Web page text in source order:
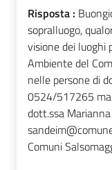
Risposta :
sopralluogo,
visione dei
Ambiente del
nelle persone di
0524/517265
dott.ssa
Comuni